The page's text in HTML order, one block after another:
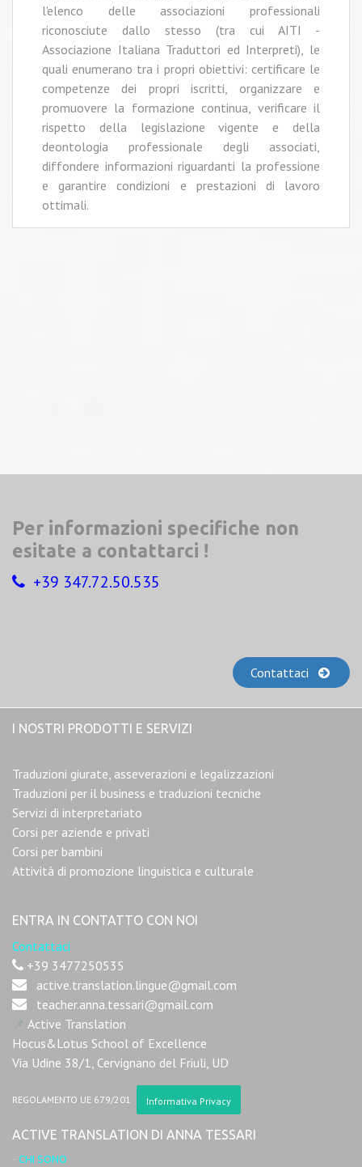
l'elenco delle associazioni professionali
riconosciute dallo stesso (tra cui AITI -
Associazione Italiana Traduttori ed Interpreti), le
quali enumerano tra i propri obiettivi: certificare le
competenze dei propri iscritti, organizzare e
promuovere la formazione continua, verificare il
rispetto della legislazione vigente e della
deontologia professionale degli associati,
diffondere informazioni riguardanti la professione
e garantire condizioni e prestazioni di lavoro
ottimali.
Per informazioni specifiche non
esitate a contattarci !
+39 347.72.50.535
Contattaci
I NOSTRI PRODOTTI E SERVIZI
Traduzioni giurate, asseverazioni e legalizzazioni
Traduzioni per il business e traduzioni tecniche
Servizi di interpretariato
Corsi per aziende e privati
Corsi per bambini
Attività di promozione linguistica e culturale
ENTRA IN CONTATTO CON NOI
Contattaci
+39 3477250535
active.translation.lingue@gmail.com
teacher.anna.tessari@gmail.com
📌 Active Translation
Hocus&Lotus School of Excellence
Via Udine 38/1, Cervignano del Friuli, UD
REGOLAMENTO UE 679/201 Informativa Privacy
ACTIVE TRANSLATION DI ANNA TESSARI
- CHI SONO